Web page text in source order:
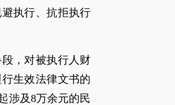
执行、抗拒执行
，对被执行人财
生效法律文书的
涉及8万余元的民